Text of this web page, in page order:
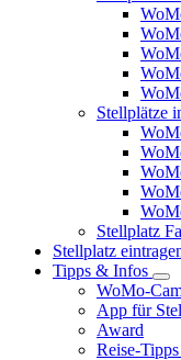
Stellplätze
Stellplatz
Stellplatz
Tipps & Infos
WoMo-
App für
Award
Reise-